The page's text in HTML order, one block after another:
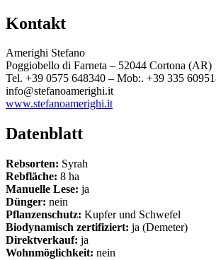
Kontakt
Amerighi Stefano
Poggiobello di Farneta – 52044 Cortona (AR)
Tel. +39 0575 648340 – Mob:. +39 335
info@stefanoamerighi.it
www.stefanoamerighi.it
Datenblatt
Rebsorten: Syrah
Rebfläche: 8 ha
Manuelle Lese: ja
Dünger: nein
Pflanzenschutz: Kupfer und Schwefel
Biodynamisch zertifiziert: ja (Demeter)
Direktverkauf: ja
Wohnmöglichkeit: nein